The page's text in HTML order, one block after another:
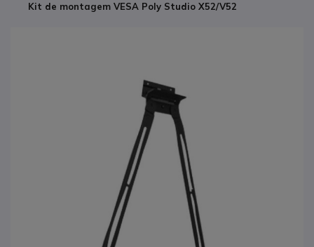
Kit de montagem VESA Poly Studio X52/V52